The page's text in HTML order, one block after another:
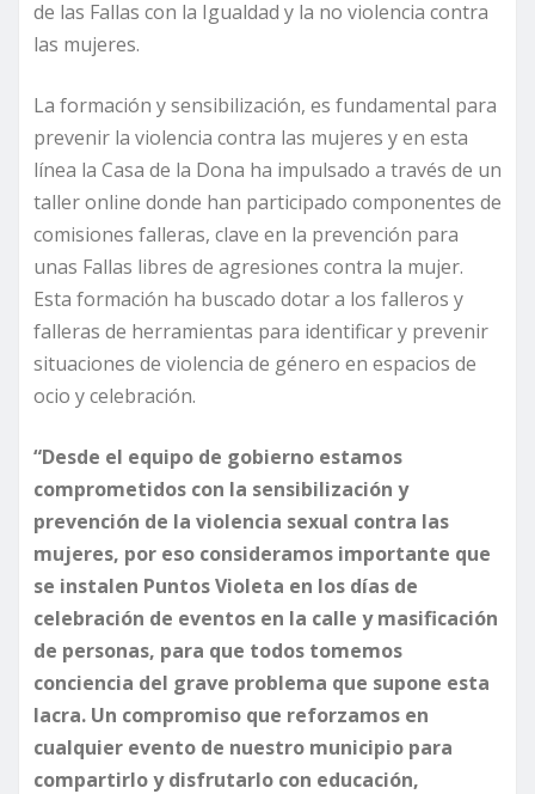
de las Fallas con la Igualdad y la no violencia contra
las mujeres.
La formación y sensibilización, es fundamental para
prevenir la violencia contra las mujeres y en esta
línea la Casa de la Dona ha impulsado a través de un
taller online donde han participado componentes de
comisiones falleras, clave en la prevención para
unas Fallas libres de agresiones contra la mujer.
Esta formación ha buscado dotar a los falleros y
falleras de herramientas para identificar y prevenir
situaciones de violencia de género en espacios de
ocio y celebración.
“Desde el equipo de gobierno estamos
comprometidos con la sensibilización y
prevención de la violencia sexual contra las
mujeres, por eso consideramos importante que
se instalen Puntos Violeta en los días de
celebración de eventos en la calle y masificación
de personas, para que todos tomemos
conciencia del grave problema que supone esta
lacra. Un compromiso que reforzamos en
cualquier evento de nuestro municipio para
compartirlo y disfrutarlo con educación,